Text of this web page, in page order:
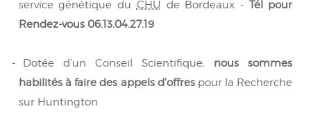
service génétique du CHU de Bordeaux - Tél pour
Rendez-vous 06.13.04.27.19
- Dotée d'un Conseil Scientifique, nous sommes
habilités à faire des appels d'offrespour la Recherche
sur Huntington